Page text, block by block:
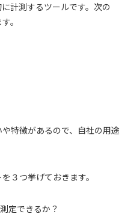
計測するツールです。次の
。
特徴があるので、自社の用途
３つ挙げておきます。
定できるか？